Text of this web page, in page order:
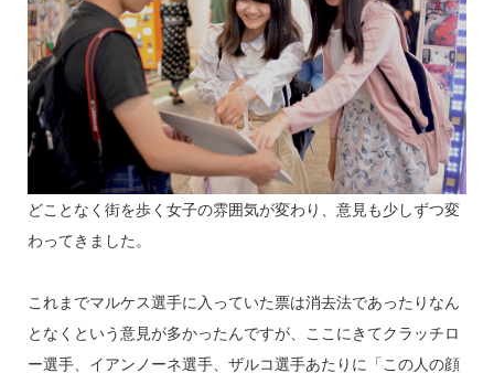
どことなく街を歩く女子の雰囲気が変わり、意見も少しずつ変
わってきました。
これまでマルケス選手に入っていた票は消去法であったりなん
となくという意見が多かったんですが、ここにきてクラッチロ
ー選手、イアンノーネ選手、ザルコ選手あたりに「この人の顔